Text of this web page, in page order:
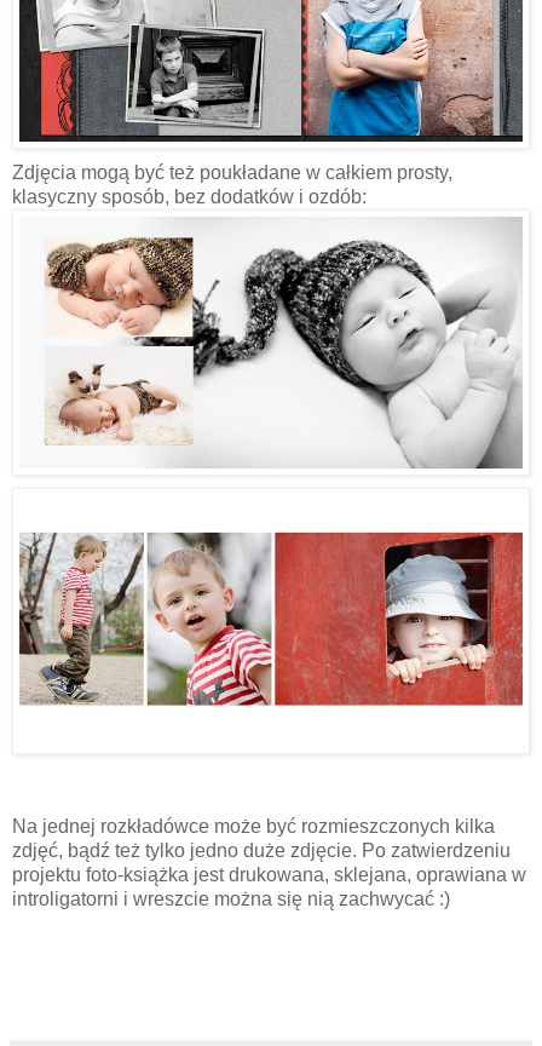
Zdjęcia mogą być też poukładane w całkiem prosty,
klasyczny sposób, bez dodatków i ozdób:
Na jednej rozkładówce może być rozmieszczonych kilka
zdjęć, bądź też tylko jedno duże zdjęcie. Po zatwierdzeniu
projektu foto-książka jest drukowana, sklejana, oprawiana w
introligatorni i wreszcie można się nią zachwycać :)